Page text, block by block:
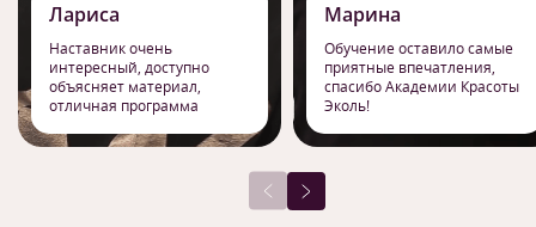
Лариса
Наставник очень
интересный, доступно
объясняет материал,
отличная программа
Марина
Обучение оставило самые
приятные впечатления,
спасибо Академии Красоты
Эколь!